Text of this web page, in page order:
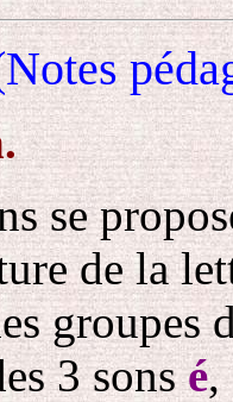
se
de la
groupes
3 sonsé,